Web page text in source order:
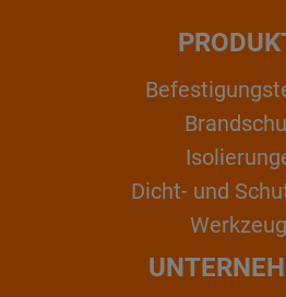
Dicht- und